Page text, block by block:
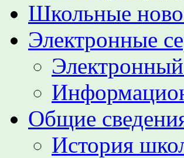
Школьные
Электронные
Общие
История